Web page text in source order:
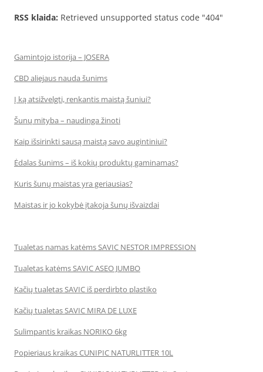
RSS klaida: Retrieved unsupported status code "404"
Gamintojo istorija – JOSERA
CBD aliejaus nauda šunims
Į ką atsižvelgti, renkantis maistą šuniui?
Šunų mityba – naudinga žinoti
Kaip išsirinkti sausą maistą savo augintiniui?
Ėdalas šunims – iš kokių produktų gaminamas?
Kuris šunų maistas yra geriausias?
Maistas ir jo kokybė įtakoja šunų išvaizdai
Tualetas namas katėms SAVIC NESTOR IMPRESSION
Tualetas katėms SAVIC ASEO JUMBO
Kačių tualetas SAVIC iš perdirbto plastiko
Kačių tualetas SAVIC MIRA DE LUXE
Sulimpantis kraikas NORIKO 6kg
Popieriaus kraikas CUNIPIC NATURLITTER 10L